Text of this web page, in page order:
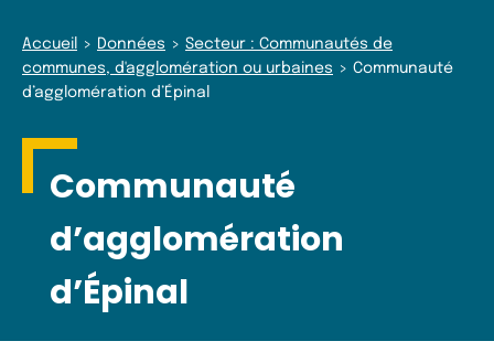
Accueil Données
Secteur : Communautés de
communes, d'agglomération ou urbaines
Communauté
d’agglomération d’Épinal
Communauté
d’agglomération
d’Épinal